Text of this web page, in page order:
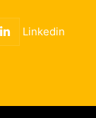
Linkedin